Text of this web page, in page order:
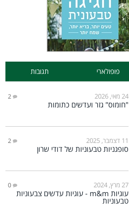
פופולארי תגובות
24 מאי, 2026 2
"חומוס" גזר ועדשים כתומות
11 דצמבר, 2025 2
סופגניות טבעוניות של דודי שרון
27 מרץ, 2024 0
עוגיות m&m - עוגיות עדשים צבעוניות
טבעוניות